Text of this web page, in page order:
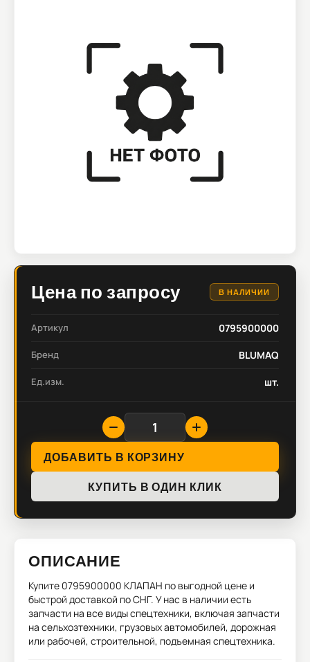
Цена по запросу В НАЛИЧИИ
Артикул 0795900000
Бренд BLUMAQ
Ед.изм. шт.
ДОБАВИТЬ В КОРЗИНУ
КУПИТЬ В ОДИН КЛИК
ОПИСАНИЕ
Купите 0795900000 КЛАПАН по выгодной цене и
быстрой доставкой по СНГ. У нас в наличии есть
запчасти на все виды спецтехники, включая запчасти
на сельхозтехники, грузовых автомобилей, дорожная
или рабочей, строительной, подъемная спецтехника.